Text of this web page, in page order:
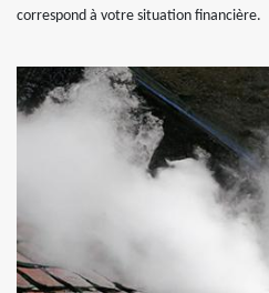
correspond à votre situation financière.